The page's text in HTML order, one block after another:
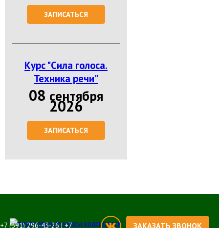
ЗАПИСАТЬСЯ
Курс "Сила голоса.
Техника речи"
08 сентября
2026
ЗАПИСАТЬСЯ
ЗАКАЗАТЬ ЗВОНОК
+7 (391) 296-43-26 | +7